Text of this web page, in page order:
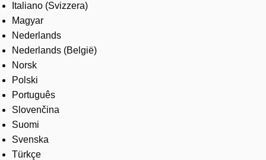
Italiano (Svizzera)
Magyar
Nederlands
Nederlands (België)
Norsk
Polski
Português
Slovenčina
Suomi
Svenska
Türkçe